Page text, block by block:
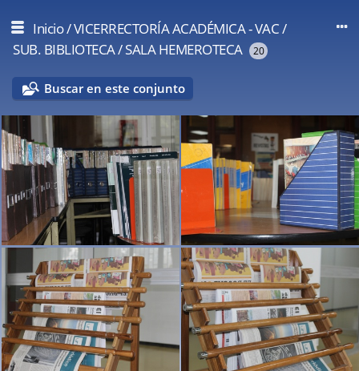
Inicio/VICERRECTORÍA ACADÉMICA - VAC/
SUB. BIBLIOTECA/SALA HEMEROTECA 20
Buscar en este conjunto